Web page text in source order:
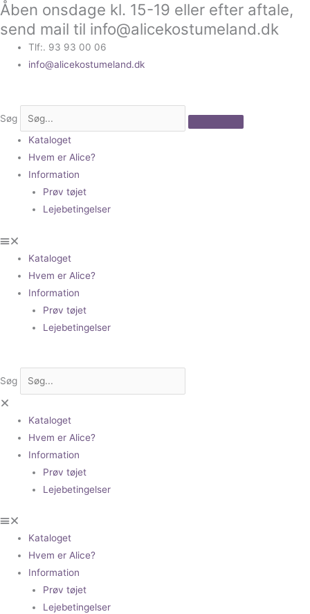
Gå
til
indholdet
Åben onsdage kl. 15-19 eller efter aftale,
send mail til info@alicekostumeland.dk
Tlf:. 93 93 00 06
info@alicekostumeland.dk
Søg
Kataloget
Hvem er Alice?
Information
Prøv tøjet
Lejebetingelser
Kataloget
Hvem er Alice?
Information
Prøv tøjet
Lejebetingelser
Søg
Kataloget
Hvem er Alice?
Information
Prøv tøjet
Lejebetingelser
Kataloget
Hvem er Alice?
Information
Prøv tøjet
Lejebetingelser